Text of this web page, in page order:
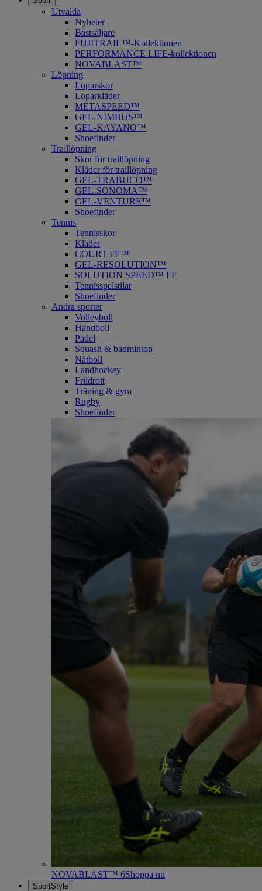
Utvalda
Nyheter
Bästsäljare
FUJITRAIL™-Kollektionen
PERFORMANCE LIFE-kollektionen
NOVABLAST™
Löpning
Löparskor
Löparkläder
METASPEED™
​GEL-NIMBUS™
GEL-KAYANO™
Shoefinder
Traillöpning
Skor för traillöpning
Kläder för traillöpning
GEL-TRABUCO™
GEL-SONOMA™
GEL-VENTURE™
Shoefinder
Tennis
Tennisskor
Kläder
COURT FF™
GEL-RESOLUTION™
SOLUTION SPEED™ FF
Tennisspelstilar
Shoefinder
Andra sporter
Volleyboll
Handboll
Padel
Squash & badminton
Nätboll
Landhockey
Friidrott
Träning & gym
Rugby
Shoefinder
NOVABLAST™ 6Shoppa nu
SportStyle